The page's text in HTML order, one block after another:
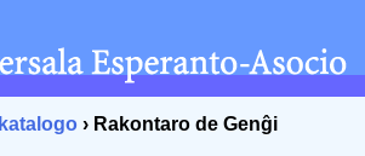
katalogo › Rakontaro de Genĝi